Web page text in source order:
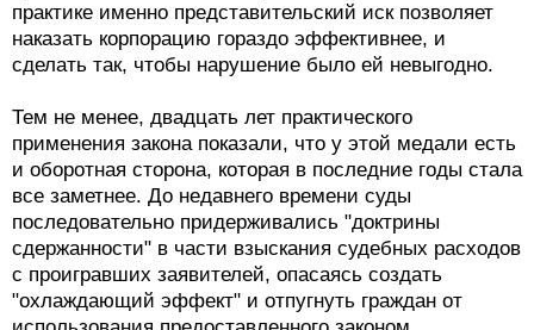
практике именно представительский иск позволяет
наказать корпорацию гораздо эффективнее, и
сделать так, чтобы нарушение было ей невыгодно.
Тем не менее, двадцать лет практического
применения закона показали, что у этой медали есть
и оборотная сторона, которая в последние годы стала
все заметнее. До недавнего времени суды
последовательно придерживались "доктрины
сдержанности" в части взыскания судебных расходов
с проигравших заявителей, опасаясь создать
"охлаждающий эффект" и отпугнуть граждан от